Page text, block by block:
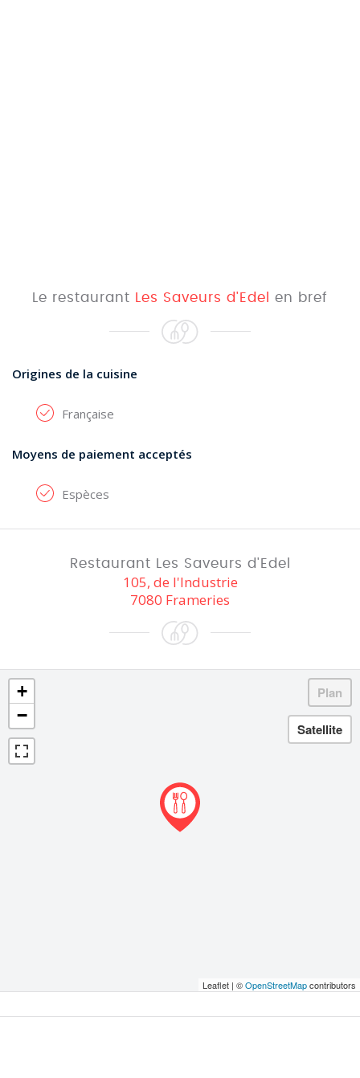
Le restaurant Les Saveurs d'Edel en bref
Origines de la cuisine
Française
Moyens de paiement acceptés
Espèces
Restaurant Les Saveurs d'Edel
105, de l'Industrie
7080 Frameries
+
−
Leaflet | ©OpenStreetMapcontributors